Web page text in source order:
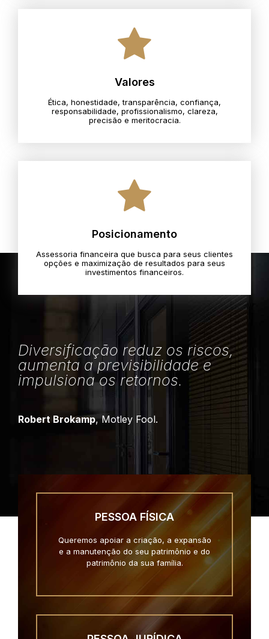
Valores
Ética, honestidade, transparência, confiança,
responsabilidade, profissionalismo, clareza,
precisão e meritocracia.​
Posicionamento
Assessoria financeira que busca para seus clientes
opções e maximização de resultados para seus
investimentos financeiros.
Diversificação reduz os riscos,
aumenta a previsibilidade e
impulsiona os retornos.
Robert Brokamp, Motley Fool.
PESSOA FÍSICA
Queremos apoiar a criação, a expansão
e a manutenção do seu patrimônio e do
patrimônio da sua família.